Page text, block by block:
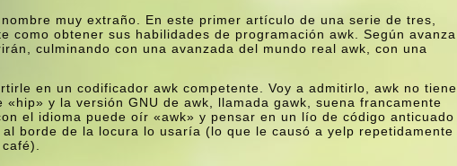
muy extraño. En este primer artí­culo de una serie de tres,
como obtener sus habilidades de programación awk. Según avanza
culminando con una avanzada del mundo real awk, con una
en un codificador awk competente. Voy a admitirlo, awk no tiene
y la versión GNU de awk, llamada gawk, suena francamente
el idioma puede oí­r «awk» y pensar en un lí­o de código anticuado
borde de la locura lo usarí­a (lo que le causó a yelp repetidamente